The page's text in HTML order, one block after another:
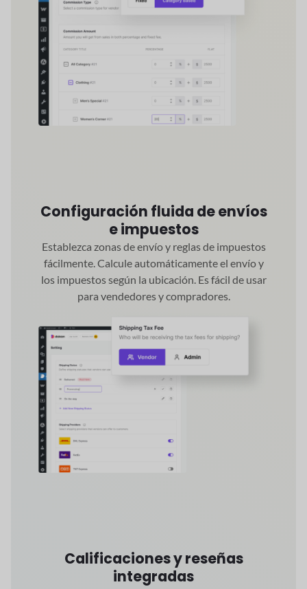
Configuración fluida de envíos
e impuestos
Establezca zonas de envío y reglas de impuestos
fácilmente. Calcule automáticamente el envío y
los impuestos según la ubicación. Es fácil de usar
para vendedores y compradores.
Calificaciones y reseñas
integradas